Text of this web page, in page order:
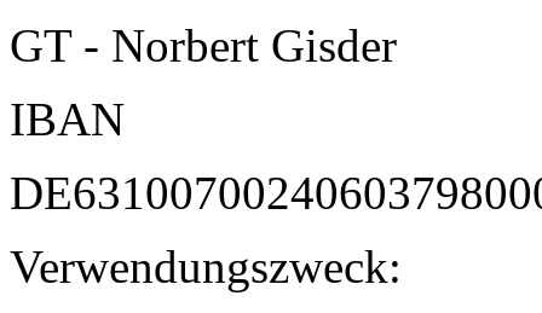
GT - Norbert Gisder
IBAN
Verwendungszweck: